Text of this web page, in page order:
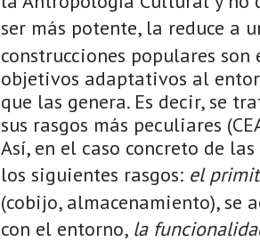
ser más potente, la reduce a
construcciones populares
objetivos adaptativos al
que las genera. Es decir, se
sus rasgos más peculiares
Así, en el caso concreto de
los siguientes rasgos: el
(cobijo, almacenamiento), se
con el entorno, la